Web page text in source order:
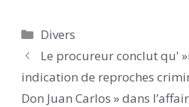
Catégories
Divers
Le procureur conclut qu'
indication de reproches
Don Juan Carlos » dans